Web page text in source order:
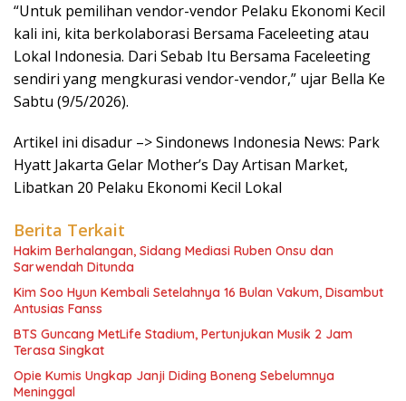
“Untuk pemilihan vendor-vendor Pelaku Ekonomi Kecil
kali ini, kita berkolaborasi Bersama Faceleeting atau
Lokal Indonesia. Dari Sebab Itu Bersama Faceleeting
sendiri yang mengkurasi vendor-vendor,” ujar Bella Ke
Sabtu (9/5/2026).
Artikel ini disadur –> Sindonews Indonesia News: Park
Hyatt Jakarta Gelar Mother’s Day Artisan Market,
Libatkan 20 Pelaku Ekonomi Kecil Lokal
Berita Terkait
Hakim Berhalangan, Sidang Mediasi Ruben Onsu dan
Sarwendah Ditunda
Kim Soo Hyun Kembali Setelahnya 16 Bulan Vakum, Disambut
Antusias Fanss
BTS Guncang MetLife Stadium, Pertunjukan Musik 2 Jam
Terasa Singkat
Opie Kumis Ungkap Janji Diding Boneng Sebelumnya
Meninggal